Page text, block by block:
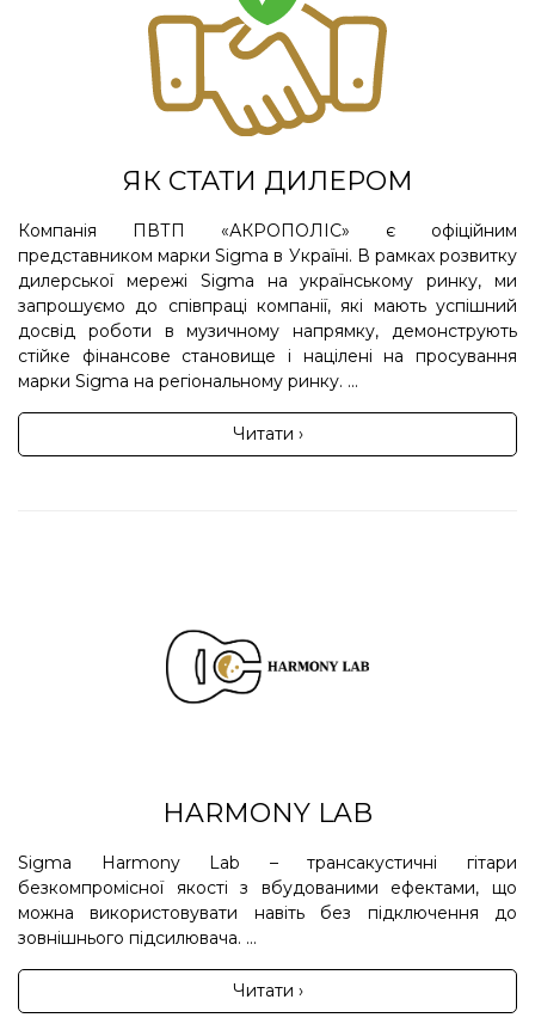
ЯК СТАТИ ДИЛЕРОМ
Компанія ПВТП «АКРОПОЛІС» є офіційним
представником марки Sigma в Україні. В рамках розвитку
дилерської мережі Sigma на українському ринку, ми
запрошуємо до співпраці компанії, які мають успішний
досвід роботи в музичному напрямку, демонструють
стійке фінансове становище і націлені на просування
марки Sigma на регіональному ринку. ...
Читати ›
HARMONY LAB
Sigma Harmony Lab – трансакустичні гітари
безкомпромісної якості з вбудованими ефектами, що
можна використовувати навіть без підключення до
зовнішнього підсилювача. ...
Читати ›